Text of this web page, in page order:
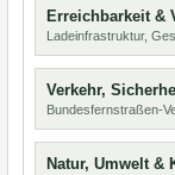
Erreichbarkeit &
Ladeinfrastruktur,
Verkehr,
Bundesfernstraßen-
Natur, Umwelt &